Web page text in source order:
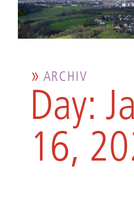
ARCHIV
Day:
16,